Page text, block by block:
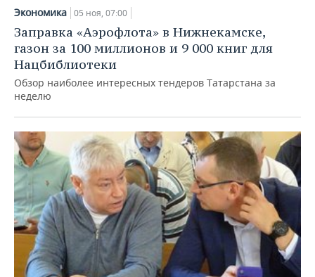
Экономика 05 ноя, 07:00
Заправка «Аэрофлота» в Нижнекамске,
газон за 100 миллионов и 9 000 книг для
Нацбиблиотеки
Обзор наиболее интересных тендеров Татарстана за
неделю